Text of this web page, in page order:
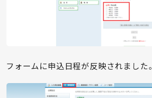
フォームに申込日程が反映されました。